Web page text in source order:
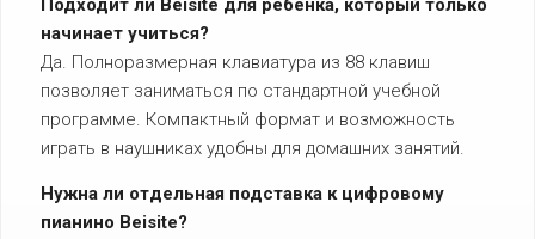
Подходит ли Beisite для ребёнка, который только
начинает учиться?
Да. Полноразмерная клавиатура из 88 клавиш
позволяет заниматься по стандартной учебной
программе. Компактный формат и возможность
играть в наушниках удобны для домашних занятий.
Нужна ли отдельная подставка к цифровому
пианино Beisite?